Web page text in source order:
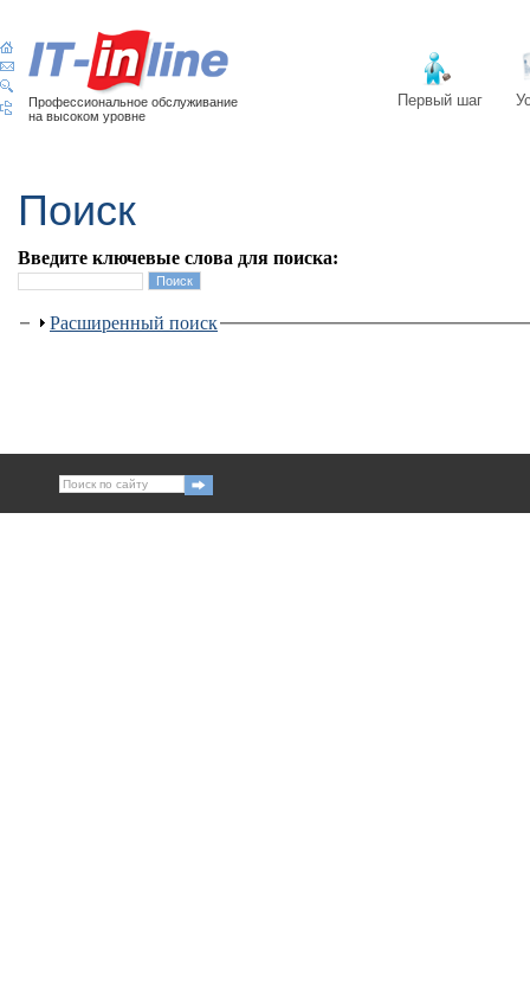
Профессиональное обслуживание
на высоком уровне
Первый шаг
Поиск
Введите ключевые слова для поиска:
Расширенный поиск